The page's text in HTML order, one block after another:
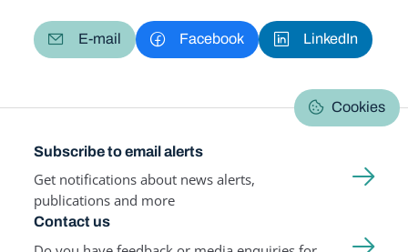
E-mail Facebook LinkedIn
Cookies
Subscribe to email alerts
Get notifications about news alerts,
publications and more
Contact us